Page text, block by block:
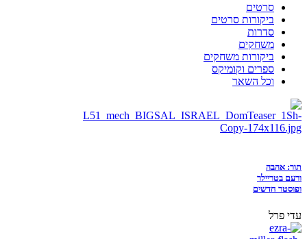
סרטים
ביקורות סרטים
סדרות
משחקים
ביקורות משחקים
ספרים וקומיקס
וכל השאר
תור: אהבה
ורעם בטריילר
ופוסטר חדשים
עדי פרל